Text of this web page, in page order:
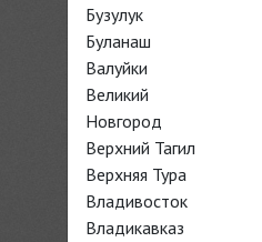
Бузулук
Буланаш
Валуйки
Великий
Новгород
Верхний Тагил
Верхняя Тура
Владивосток
Владикавказ